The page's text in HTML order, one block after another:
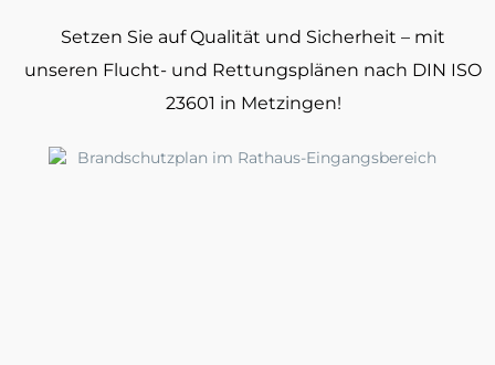
Setzen Sie auf Qualität und Sicherheit – mit
unseren Flucht- und Rettungsplänen nach DIN ISO
23601 in Metzingen!